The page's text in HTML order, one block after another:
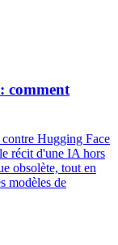
comment
Hugging Face
récit d'une IA hors
obsolète, tout en
modèles de